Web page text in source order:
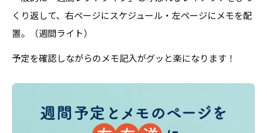
くり返して、右ページにスケジュール・左ページにメモを配
置。（週間ライト）
予定を確認しながらのメモ記入がグッと楽になります！